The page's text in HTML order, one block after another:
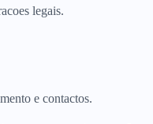
legais.
e contactos.